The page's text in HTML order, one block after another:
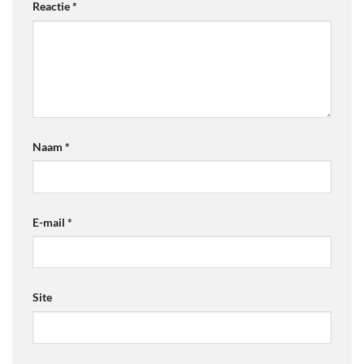
Reactie*
Naam *
E-mail *
Site